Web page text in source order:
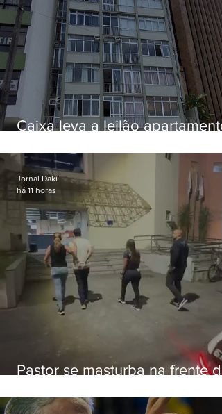
Caixa leva a leilão apartamento
Botafogo
Pastor se masturba na frente de
Jornal Daki
há 11 horas